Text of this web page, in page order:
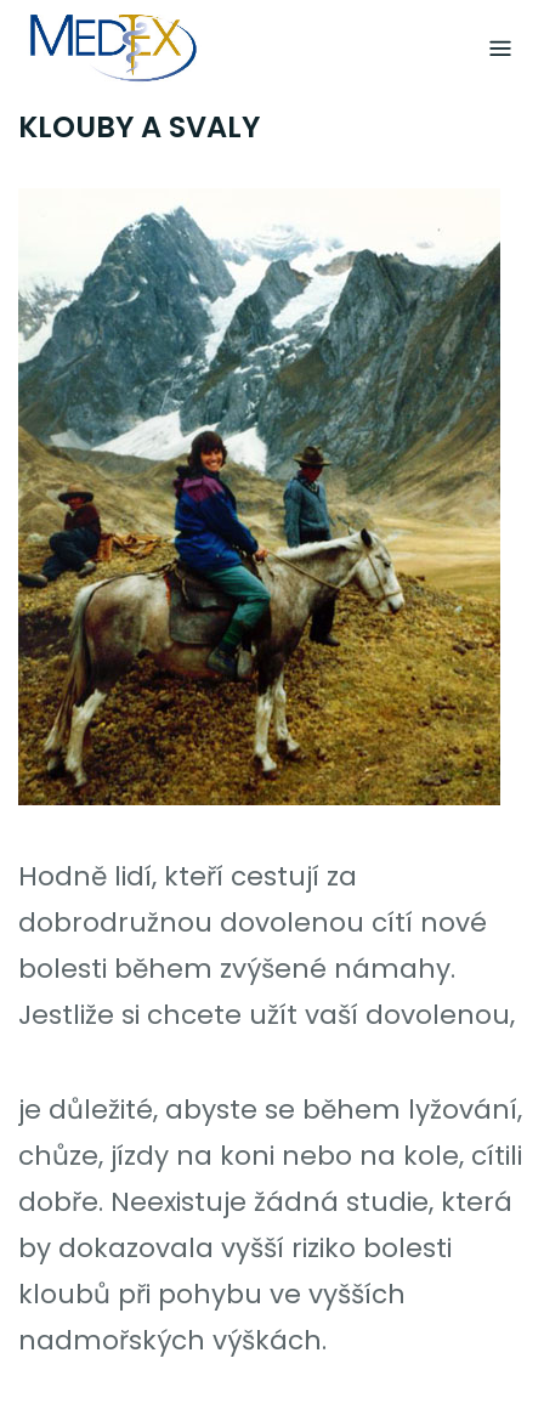
Skip
KLOUBY A SVALY
Hodně lidí, kteří cestují za
dobrodružnou dovolenou cítí nové
bolesti během zvýšené námahy.
Jestliže si chcete užít vaší dovolenou,
je důležité, abyste se během lyžování,
chůze, jízdy na koni nebo na kole, cítili
dobře. Neexistuje žádná studie, která
by dokazovala vyšší riziko bolesti
kloubů při pohybu ve vyšších
nadmořských výškách.